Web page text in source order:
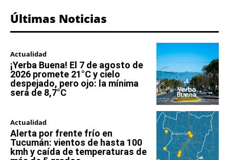
Últimas Noticias
Actualidad
¡Yerba Buena! El 7 de agosto de
2026 promete 21°C y cielo
despejado, pero ojo: la mínima
será de 8,7°C
Actualidad
Alerta por frente frío en
Tucumán: vientos de hasta 100
kmh y caída de temperaturas de